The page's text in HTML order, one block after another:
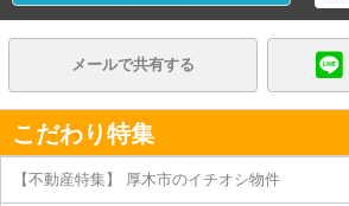
メールで共有する
こだわり特集
【不動産特集】 厚木市のイチオシ物件